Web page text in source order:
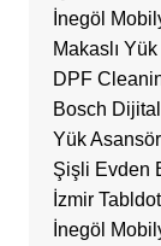
İnegöl
Makaslı
DPF
Bosch
Yük
Şişli Evden
İzmir
İnegöl